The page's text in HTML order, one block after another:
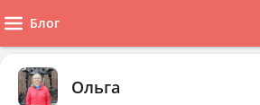
Блог
Ольга